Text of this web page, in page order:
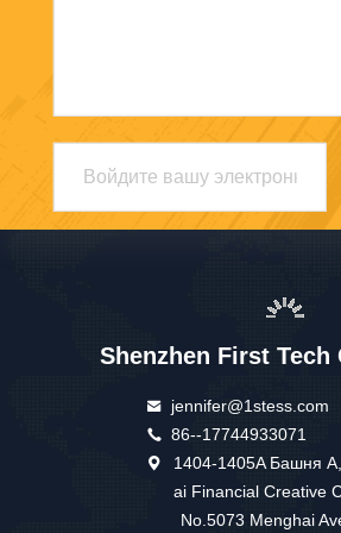
Shenzhen First Tech
jennifer@1stess.com
86--17744933071
1404-1405A Башня
ai Financial Creative
No.5073 Menghai